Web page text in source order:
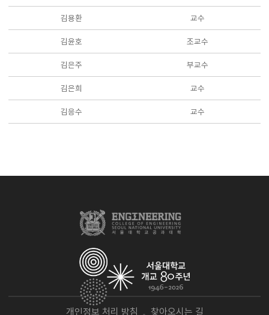
김용환 교수
김윤호 조교수
김은주 부교수
김은희 교수
김응수 교수
개인정보 처리 방침 찾아오시는 길